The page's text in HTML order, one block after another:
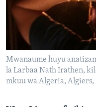
Mwanaume huyu
la Larbaa Nath Irathen,
mkuu wa Algeria, Algiers,